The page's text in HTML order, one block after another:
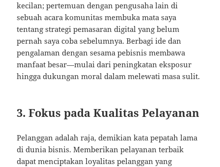
kecilan; pertemuan dengan pengusaha lain di
sebuah acara komunitas membuka mata saya
tentang strategi pemasaran digital yang belum
pernah saya coba sebelumnya. Berbagi ide dan
pengalaman dengan sesama pebisnis membawa
manfaat besar—mulai dari peningkatan eksposur
hingga dukungan moral dalam melewati masa sulit.
3. Fokus pada Kualitas Pelayanan
Pelanggan adalah raja, demikian kata pepatah lama
di dunia bisnis. Memberikan pelayanan terbaik
dapat menciptakan loyalitas pelanggan yang